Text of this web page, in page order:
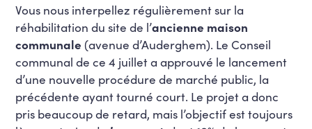
Vous nous interpellez régulièrement sur la
réhabilitation du site de l’ancienne maison
communale (avenue d’Auderghem). Le Conseil
communal de ce 4 juillet a approuvé le lancement
d’une nouvelle procédure de marché public, la
précédente ayant tourné court. Le projet a donc
pris beaucoup de retard, mais l’objectif est toujours